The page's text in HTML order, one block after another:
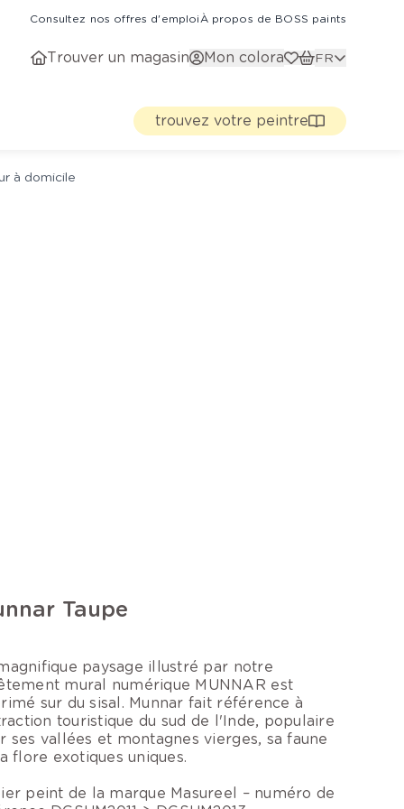
Consultez nos offres d'emploiÀ propos de BOSS paints
Trouver un magasin Mon colora FR
trouvez votre peintre
à domicile
Taupe
paysage illustré par notre
mural numérique MUNNAR est
sur du sisal. Munnar fait référence à
touristique du sud de l'Inde, populaire
ses vallées et montagnes vierges, sa faune
flore exotiques uniques.
peint de la marque Masureel – numéro de